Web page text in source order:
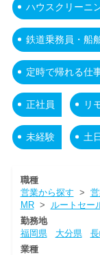
ハウスクリーニ
鉄道乗務員・船
定時で帰れる仕
正社員 リ
未経験 土
職種
営業から探す >
MR>
ルートセー
勤務地
福岡県
大分県
業種